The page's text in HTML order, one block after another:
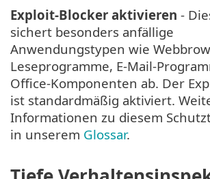
Exploit-Blocker aktivieren -
sichert besonders anfällige
Anwendungstypen wie
Leseprogramme, E-Mail-
Office-Komponenten ab. Der
ist standardmäßig aktiviert.
Informationen zu diesem
in unserem Glossar.